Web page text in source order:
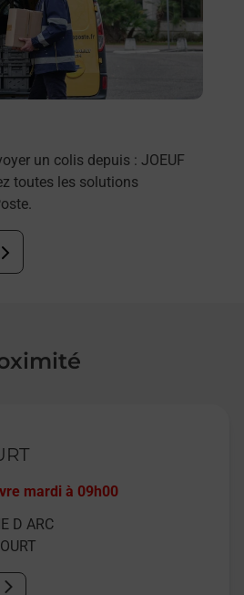
un colis depuis : JOEUF
toutes les solutions
mardi à 09h00
D ARC